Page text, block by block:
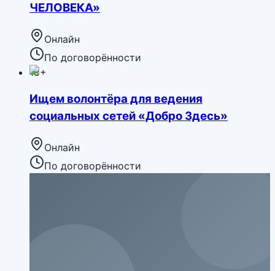
ЧЕЛОВЕКА»
Онлайн
По договорённости
18+
Ищем волонтёра для ведения
социальных сетей «Добро Здесь»
Онлайн
По договорённости